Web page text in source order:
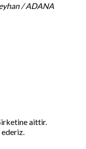
/ ADANA
aittir.
ederiz.